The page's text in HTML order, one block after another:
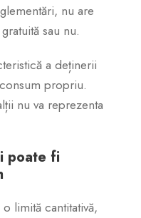
nu are
sau nu.
a deținerii
propriu.
nu va reprezenta
poate fi
limită cantitativă,